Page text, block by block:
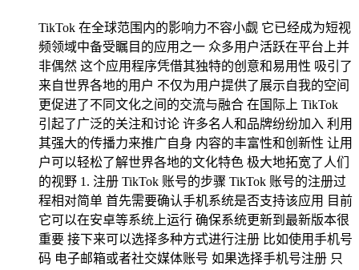
TikTok 在全球范围内的影响力不容小觑 它已经成为短视
频领域中备受瞩目的应用之一 众多用户活跃在平台上并
非偶然 这个应用程序凭借其独特的创意和易用性 吸引了
来自世界各地的用户 不仅为用户提供了展示自我的空间
更促进了不同文化之间的交流与融合 在国际上 TikTok
引起了广泛的关注和讨论 许多名人和品牌纷纷加入 利用
其强大的传播力来推广自身 内容的丰富性和创新性 让用
户可以轻松了解世界各地的文化特色 极大地拓宽了人们
的视野 1. 注册 TikTok 账号的步骤 TikTok 账号的注册过
程相对简单 首先需要确认手机系统是否支持该应用 目前
它可以在安卓等系统上运行 确保系统更新到最新版本很
重要 接下来可以选择多种方式进行注册 比如使用手机号
码 电子邮箱或者社交媒体账号 如果选择手机号注册 只